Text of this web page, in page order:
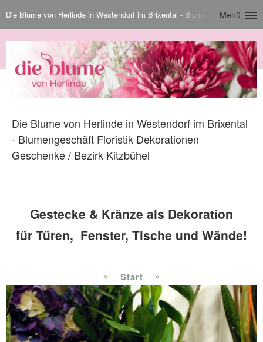
Die Blume von Herlinde in Westendorf im Brixental - Blumengeschäft
Menü
Die Blume von Herlinde in Westendorf im Brixental
- Blumengeschäft Floristik Dekorationen
Geschenke / Bezirk Kitzbühel
Gestecke & Kränze als Dekoration
für Türen, Fenster, Tische und Wände!
« Start »